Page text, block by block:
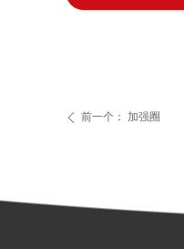
ꄴ 前一个： 加强圈